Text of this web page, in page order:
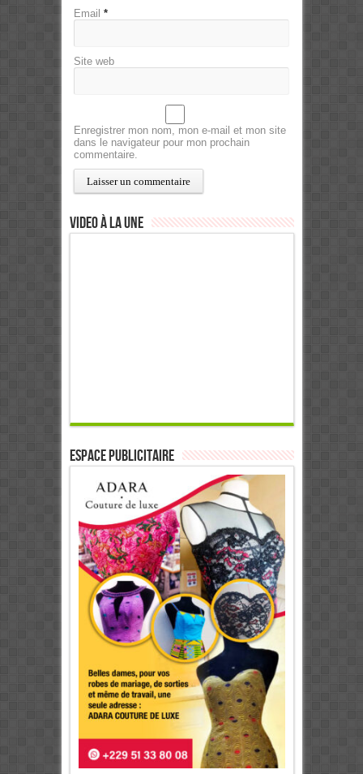
Email *
Site web
Enregistrer mon nom, mon e-mail et mon site
dans le navigateur pour mon prochain
commentaire.
Video à la Une
ESPACE PUBLICITAIRE